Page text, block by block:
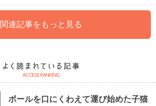
関連記事をもっと見る
ボールを口にくわえて運び始めた子猫